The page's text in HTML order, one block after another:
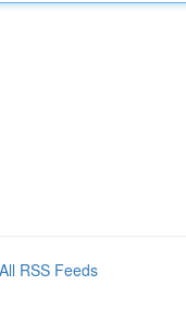
All RSS Feeds